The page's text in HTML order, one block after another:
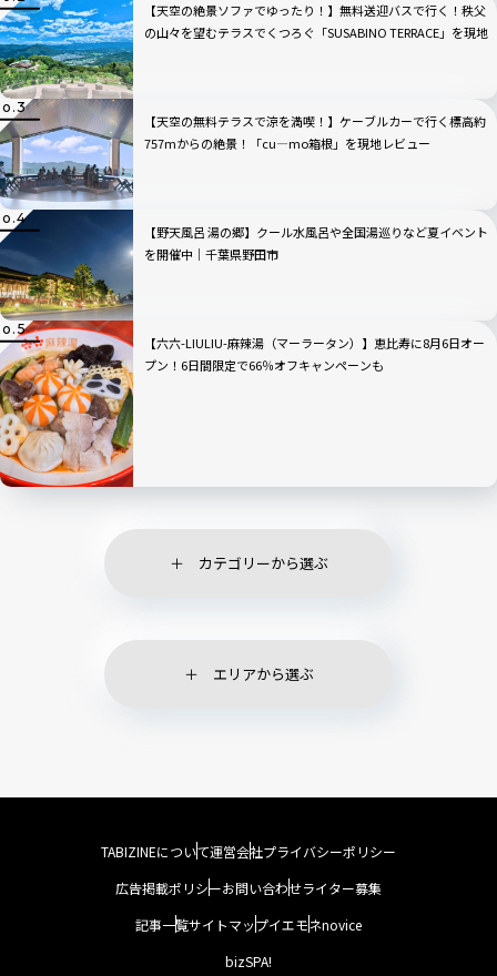
【天空の絶景ソファでゆったり！】無料送迎バスで行く！秩父
の山々を望むテラスでくつろぐ「SUSABINO TERRACE」を現地
【天空の無料テラスで涼を満喫！】ケーブルカーで行く標高約
757mからの絶景！「cu―mo箱根」を現地レビュー
【野天風呂 湯の郷】クール水風呂や全国湯巡りなど夏イベント
を開催中｜千葉県野田市
【六六-LIULIU-麻辣湯（マーラータン）】恵比寿に8月6日オー
プン！6日間限定で66％オフキャンペーンも
カテゴリーから選ぶ
エリアから選ぶ
TABIZINEについて運営会社プライバシーポリシー
広告掲載ポリシーお問い合わせライター募集
記事一覧サイトマップイエモネnovice
bizSPA!